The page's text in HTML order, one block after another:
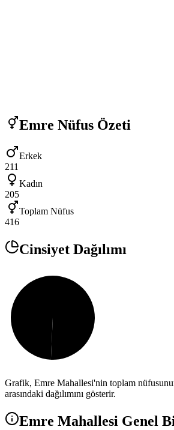
Emre Nüfus Özeti
Erkek
211
Kadın
205
Toplam Nüfus
416
Cinsiyet Dağılımı
Grafik, Emre Mahallesi'nin toplam
arasındaki dağılımını gösterir.
Emre Mahallesi Genel